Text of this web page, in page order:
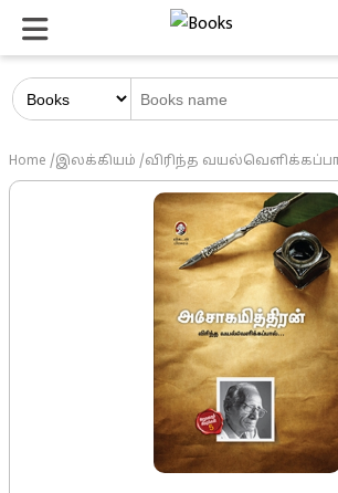
Home /இலக்கியம் /விரிந்த